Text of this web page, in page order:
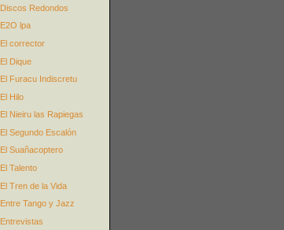
Discos Redondos
E2O lpa
El corrector
El Dique
El Furacu Indiscretu
El Hilo
El Nieiru las Rapiegas
El Segundo Escalón
El Suañacoptero
El Talento
El Tren de la Vida
Entre Tango y Jazz
Entrevistas